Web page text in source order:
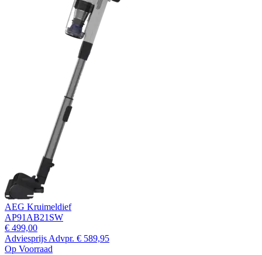
AEG Kruimeldief
AP91AB21SW
€ 499,00
Adviesprijs Advpr. € 589,95
Op Voorraad